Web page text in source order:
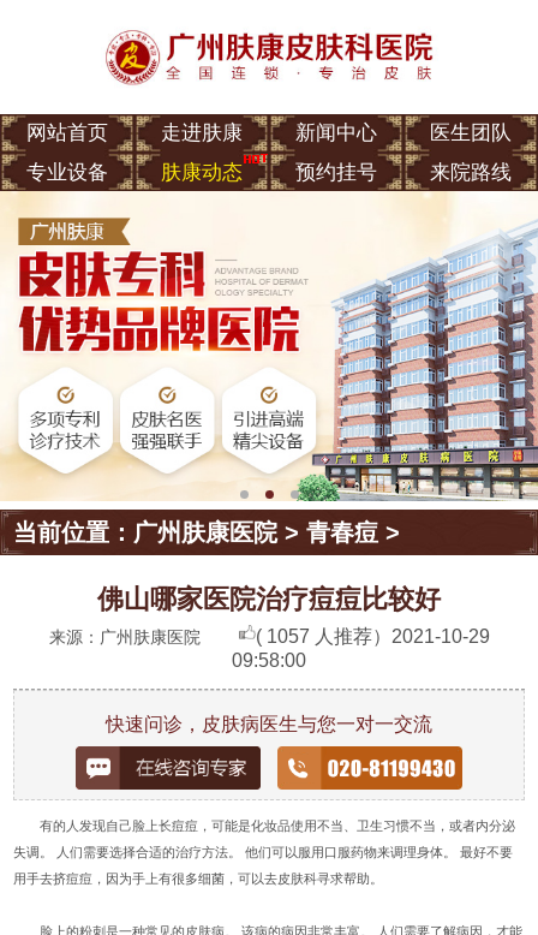
网站首页 走进肤康 新闻中心
医生团队
专业设备
肤康动态 预约挂号 来院路线
当前位置： 广州肤康医院>青春痘 >
佛山哪家医院治疗痘痘比较好
来源：广州肤康医院 ( 1057 人推荐） 2021-10-29
09:58:00
快速问诊，皮肤病医生与您一对一交流
有的人发现自己脸上长痘痘，可能是化妆品使用不当、卫生习惯不当，或者内分泌
失调。 人们需要选择合适的治疗方法。 他们可以服用口服药物来调理身体。 最好不要
用手去挤痘痘，因为手上有很多细菌，可以去皮肤科寻求帮助。
脸上的粉刺是一种常见的皮肤病。 该病的病因非常丰富。 人们需要了解病因，才能